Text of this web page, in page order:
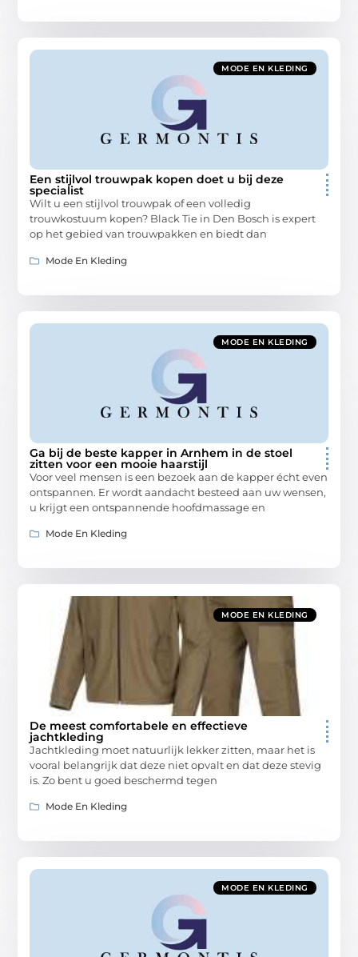
MODE EN KLEDING
Een stijlvol trouwpak kopen doet u bij deze
specialist
Wilt u een stijlvol trouwpak of een volledig
trouwkostuum kopen? Black Tie in Den Bosch is expert
op het gebied van trouwpakken en biedt dan
Mode En Kleding
MODE EN KLEDING
Ga bij de beste kapper in Arnhem in de stoel
zitten voor een mooie haarstijl
Voor veel mensen is een bezoek aan de kapper écht even
ontspannen. Er wordt aandacht besteed aan uw wensen,
u krijgt een ontspannende hoofdmassage en
Mode En Kleding
MODE EN KLEDING
De meest comfortabele en effectieve
jachtkleding
Jachtkleding moet natuurlijk lekker zitten, maar het is
vooral belangrijk dat deze niet opvalt en dat deze stevig
is. Zo bent u goed beschermd tegen
Mode En Kleding
MODE EN KLEDING